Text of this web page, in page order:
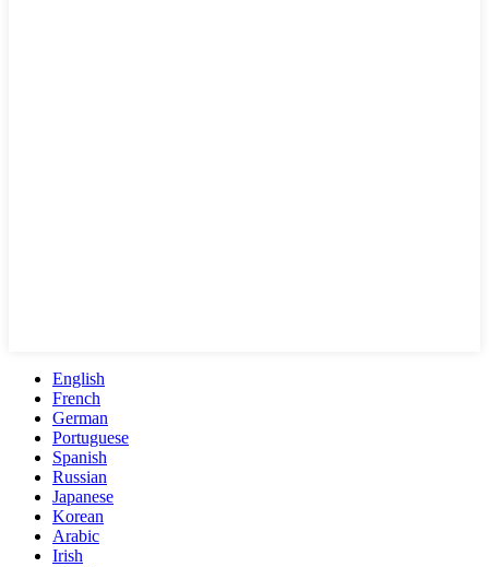
English
French
German
Portuguese
Spanish
Russian
Japanese
Korean
Arabic
Irish